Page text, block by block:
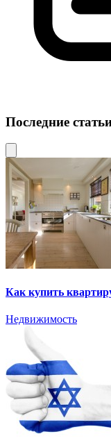
Последние
Как купить
Недвижимость